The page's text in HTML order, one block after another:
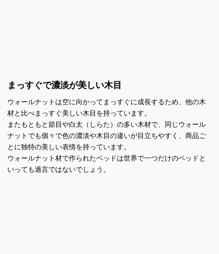
まっすぐで濃淡が美しい木目
ウォールナットは空に向かってまっすぐに成長するため、他の木
材と比べまっすぐ美しい木目を持っています。
またもともと節目や白太（しらた）の多い木材で、同じウォール
ナットでも個々で色の濃淡や木目の違いが目立ちやすく、商品ご
とに独特の美しい表情を持っています。
ウォールナット材で作られたベッドは世界で一つだけのベッドと
いっても過言ではないでしょう。